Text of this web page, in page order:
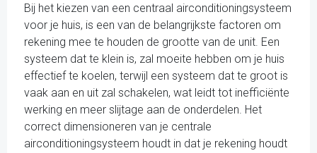
Bij het kiezen van een centraal airconditioningsysteem
voor je huis, is een van de belangrijkste factoren om
rekening mee te houden de grootte van de unit. Een
systeem dat te klein is, zal moeite hebben om je huis
effectief te koelen, terwijl een systeem dat te groot is
vaak aan en uit zal schakelen, wat leidt tot inefficiënte
werking en meer slijtage aan de onderdelen. Het
correct dimensioneren van je centrale
airconditioningsysteem houdt in dat je rekening houdt